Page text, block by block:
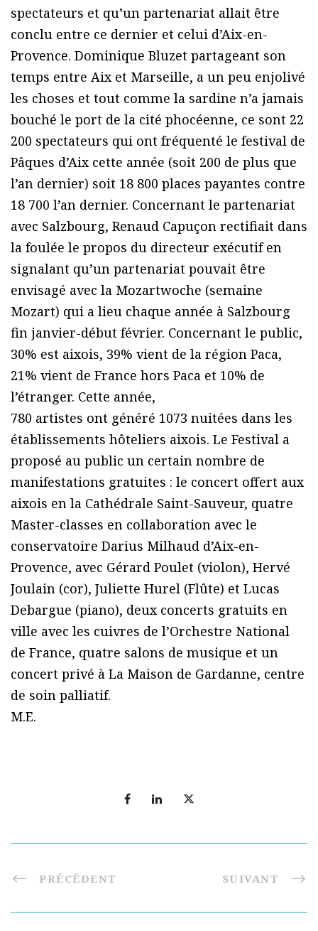
spectateurs et qu’un partenariat allait être
conclu entre ce dernier et celui d’Aix-en-
Provence. Dominique Bluzet partageant son
temps entre Aix et Marseille, a un peu enjolivé
les choses et tout comme la sardine n’a jamais
bouché le port de la cité phocéenne, ce sont 22
200 spectateurs qui ont fréquenté le festival de
Pâques d’Aix cette année (soit 200 de plus que
l’an dernier) soit 18 800 places payantes contre
18 700 l’an dernier. Concernant le partenariat
avec Salzbourg, Renaud Capuçon rectifiait dans
la foulée le propos du directeur exécutif en
signalant qu’un partenariat pouvait être
envisagé avec la Mozartwoche (semaine
Mozart) qui a lieu chaque année à Salzbourg
fin janvier-début février. Concernant le public,
30% est aixois, 39% vient de la région Paca,
21% vient de France hors Paca et 10% de
l’étranger. Cette année,
780 artistes ont généré 1073 nuitées dans les
établissements hôteliers aixois. Le Festival a
proposé au public un certain nombre de
manifestations gratuites : le concert offert aux
aixois en la Cathédrale Saint-Sauveur, quatre
Master-classes en collaboration avec le
conservatoire Darius Milhaud d’Aix-en-
Provence, avec Gérard Poulet (violon), Hervé
Joulain (cor), Juliette Hurel (Flûte) et Lucas
Debargue (piano), deux concerts gratuits en
ville avec les cuivres de l’Orchestre National
de France, quatre salons de musique et un
concert privé à La Maison de Gardanne, centre
de soin palliatif.
M.E.
PRÉCÉDENT SUIVANT